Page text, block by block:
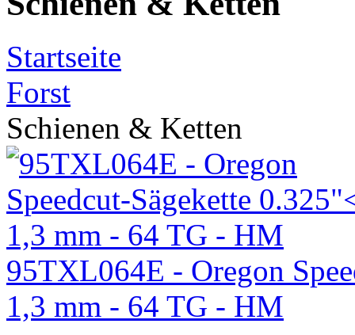
Startseite
Forst
Schienen & Ketten
95TXL064E - Oregon
1,3 mm - 64 TG - HM